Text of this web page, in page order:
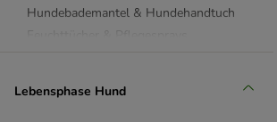
Hundebademantel & Hundehandtuch
Fellpflege
Lebensphase Hund